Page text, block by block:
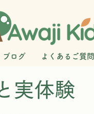
ブログ よくあるご質問
実体験